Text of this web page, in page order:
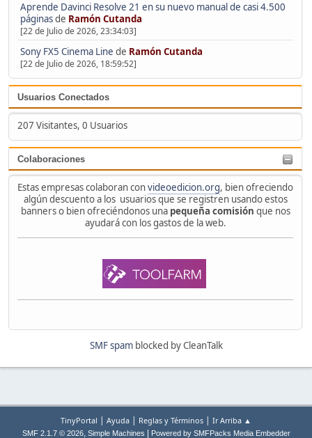
Aprende Davinci Resolve 21 en su nuevo manual de casi 4.500
páginasde Ramón Cutanda
[22 de Julio de 2026, 23:34:03]
Sony FX5 Cinema Line de Ramón Cutanda
[22 de Julio de 2026, 18:59:52]
Usuarios Conectados
207 Visitantes, 0 Usuarios
Colaboraciones
Estas empresas colaboran convideoedicion.org, bien ofreciendo
algún descuento a los usuarios que se registren usando estos
banners o bien ofreciéndonos una pequeña comisión que nos
ayudará con los gastos de la web.
SMF spamblocked by CleanTalk
TinyPortal | Ayuda | Reglas y Términos | Ir Arriba ▲
SMF 2.1.7 © 2026, Simple Machines Powered by SMFPacks Media Embedder